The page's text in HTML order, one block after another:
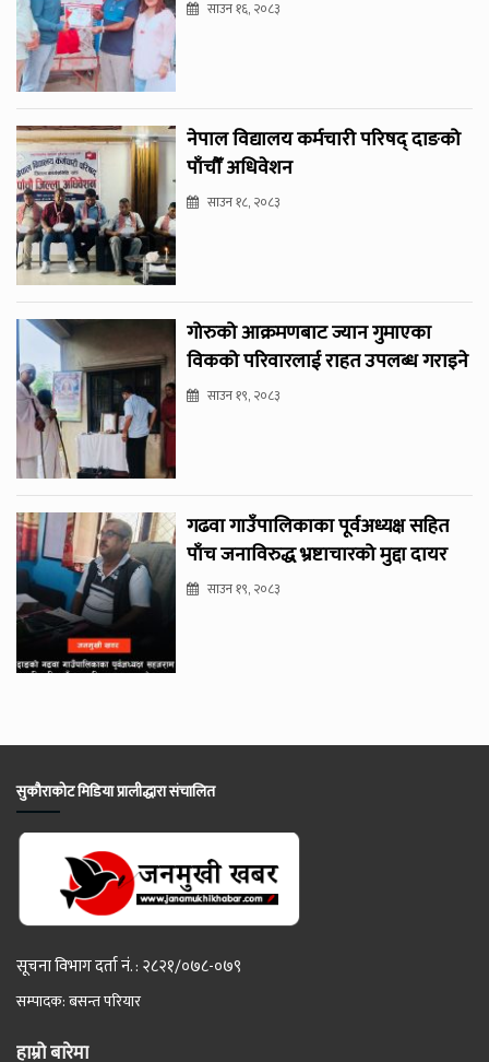
साउन १६, २०८३
नेपाल विद्यालय कर्मचारी परिषद् दाङको
पाँचौँ अधिवेशन
साउन १८, २०८३
गोरुको आक्रमणबाट ज्यान गुमाएका
विकको परिवारलाई राहत उपलब्ध गराइने
साउन १९, २०८३
गढवा गाउँपालिकाका पूर्वअध्यक्ष सहित
पाँच जनाविरुद्ध भ्रष्टाचारको मुद्दा दायर
साउन १९, २०८३
सुकौराकोट मिडिया प्रालीद्धारा संचालित
सूचना विभाग दर्ता नं. : २८२१/०७८-०७९
सम्पादक: बसन्त परियार
हाम्रो बारेमा